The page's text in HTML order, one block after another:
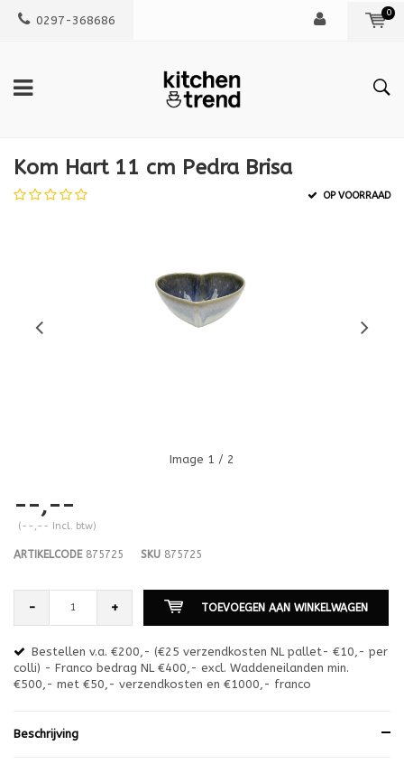
0297-368686
0
Kom Hart 11 cm Pedra Brisa
OP VOORRAAD
Image 1 / 2
--,--
(--,-- Incl. btw)
ARTIKELCODE875725 SKU 875725
- + TOEVOEGEN AAN WINKELWAGEN
Bestellen v.a. €200,- (€25 verzendkosten NL pallet- €10,- per
colli) - Franco bedrag NL €400,- excl. Waddeneilanden min.
€500,- met €50,- verzendkosten en €1000,- franco
Beschrijving